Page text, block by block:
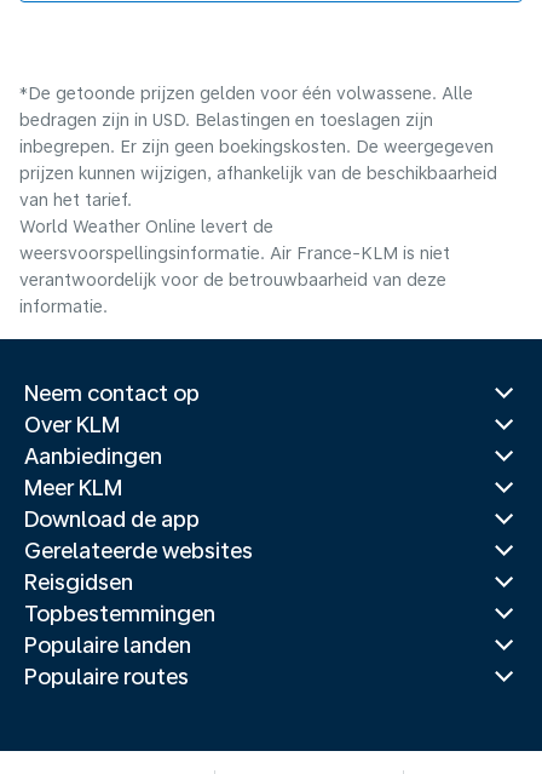
*De getoonde prijzen gelden voor één volwassene. Alle
bedragen zijn in USD. Belastingen en toeslagen zijn
inbegrepen. Er zijn geen boekingskosten. De weergegeven
prijzen kunnen wijzigen, afhankelijk van de beschikbaarheid
van het tarief.
World Weather Online levert de
weersvoorspellingsinformatie. Air France-KLM is niet
verantwoordelijk voor de betrouwbaarheid van deze
informatie.
Neem contact op
Over KLM
Aanbiedingen
Meer KLM
Download de app
Gerelateerde websites
Reisgidsen
Topbestemmingen
Populaire landen
Populaire routes